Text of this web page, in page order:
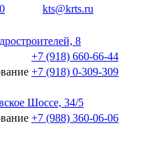
kts@krts.ru
8
+7 (918) 660-66-44
+7 (918) 0-309-309
Шоссе, 34/5
+7 (988) 360-06-06